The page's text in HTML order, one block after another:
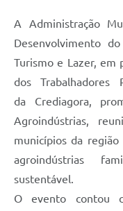
A Administração
Desenvolvimento
Turismo e Lazer, em
dos
da Crediagora,
Agroindústrias,
municípios da
agroindústrias
sustentável.
O evento contou